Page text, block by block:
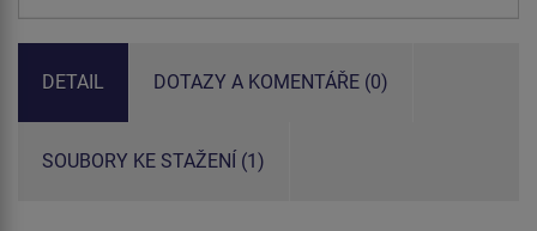
DETAIL DOTAZY A KOMENTÁŘE (0)
SOUBORY KE STAŽENÍ (1)